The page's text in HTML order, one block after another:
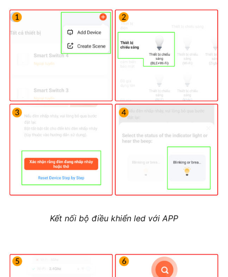
Kết nối bộ điều khiển led với APP